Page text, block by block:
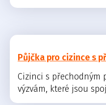
Půjčka pro cizince s
Cizinci s přechodným
výzvám, které jsou